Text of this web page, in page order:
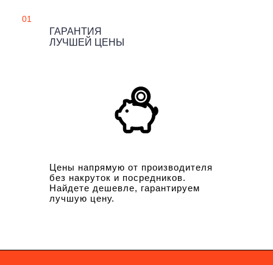
01
ГАРАНТИЯ
ЛУЧШЕЙ ЦЕНЫ
Цены напрямую от производителя
без накруток и посредников.
Найдете дешевле, гарантируем
лучшую цену.